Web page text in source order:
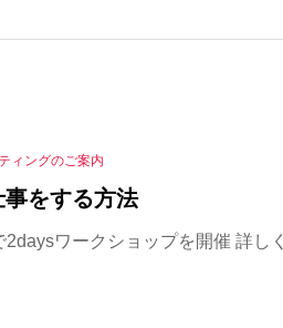
ィングのご案内
をする方法
2daysワークショップを開催 詳